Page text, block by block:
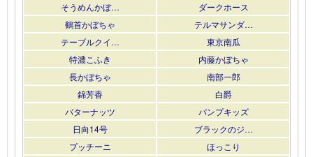
そうめんかぼ…
ダークホース
鶴首かぼちゃ
テルマサンダ…
テーブルクイ…
東京南瓜
特濃こふき
内藤かぼちゃ
長かぼちゃ
南部一郎
錦芳香
白爵
バターナッツ
パンプキッズ
日向14号
ブラックのジ…
プッチーニ
ほっこり